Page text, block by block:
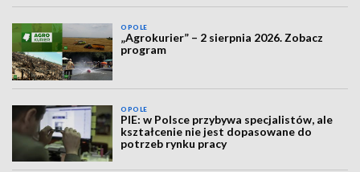
OPOLE
„Agrokurier” – 2 sierpnia 2026. Zobacz
program
OPOLE
PIE: w Polsce przybywa specjalistów, ale
kształcenie nie jest dopasowane do
potrzeb rynku pracy